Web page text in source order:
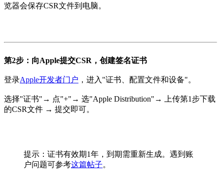
览器会保存CSR文件到电脑。
第2步：向Apple提交CSR，创建签名证书
登录Apple开发者门户 ，进入"证书、配置文件和设备"。
选择"证书"→ 点"+"→ 选"Apple Distribution"→ 上传第1步下载
的CSR文件 → 提交即可。
提示：证书有效期1年，到期需重新生成。遇到账
户问题可参考这篇帖子。